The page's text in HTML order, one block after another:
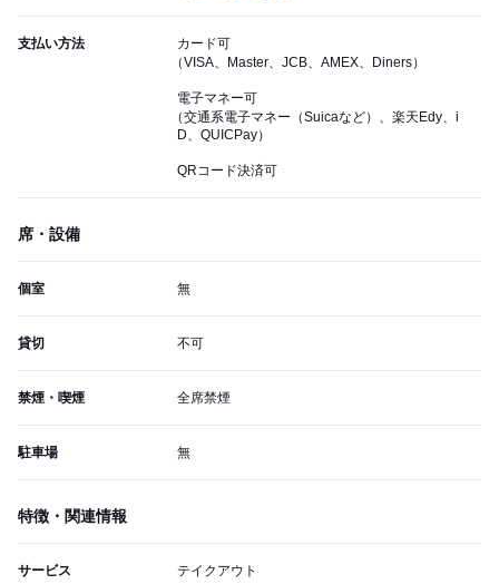
支払い方法
カード可
（VISA、Master、JCB、AMEX、Diners）
電子マネー可
（交通系電子マネー（Suicaなど）、楽天Edy、i
D、QUICPay）
QRコード決済可
席・設備
個室 無
貸切 不可
禁煙・喫煙 全席禁煙
駐車場 無
特徴・関連情報
サービス テイクアウト